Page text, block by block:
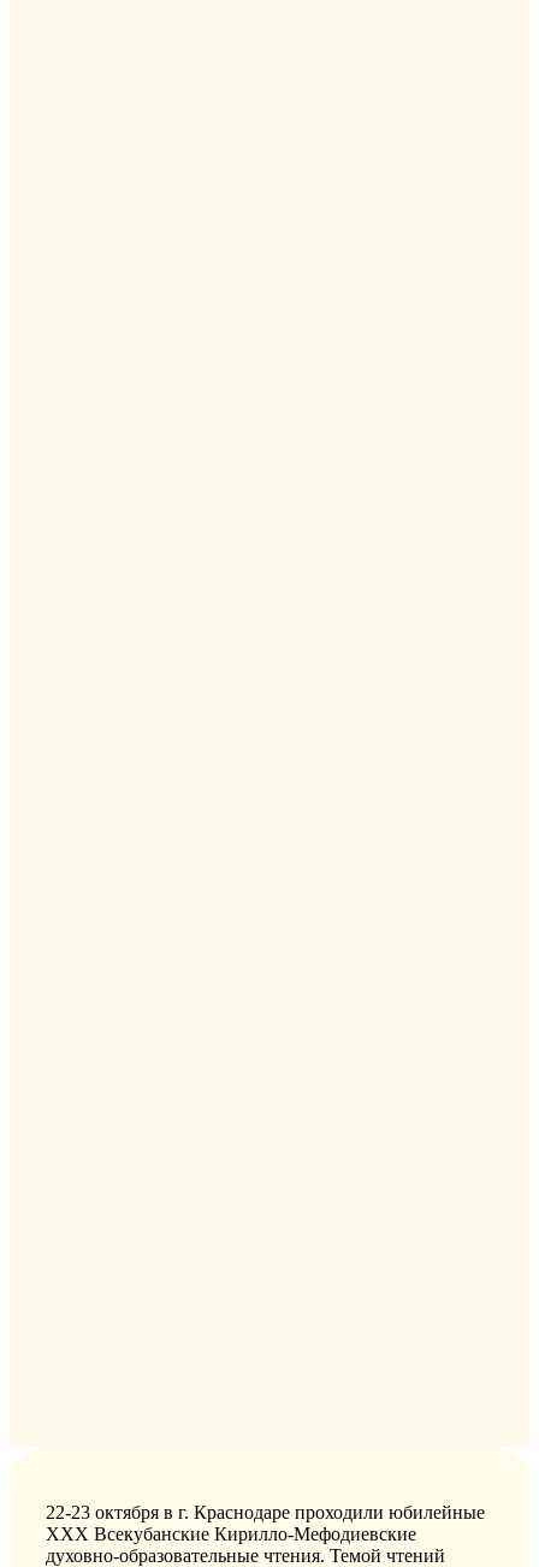
22-23 октября в г. Краснодаре проходили юбилейные
XXX Всекубанские Кирилло-Мефодиевские
духовно-образовательные чтения. Темой чтений